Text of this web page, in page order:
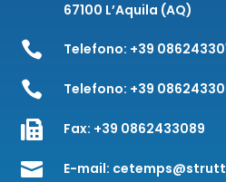
67100 L’Aquila (AQ)
 Telefono: +39
 Telefono: +39
 Fax: +39 0862433089
 E-mail: